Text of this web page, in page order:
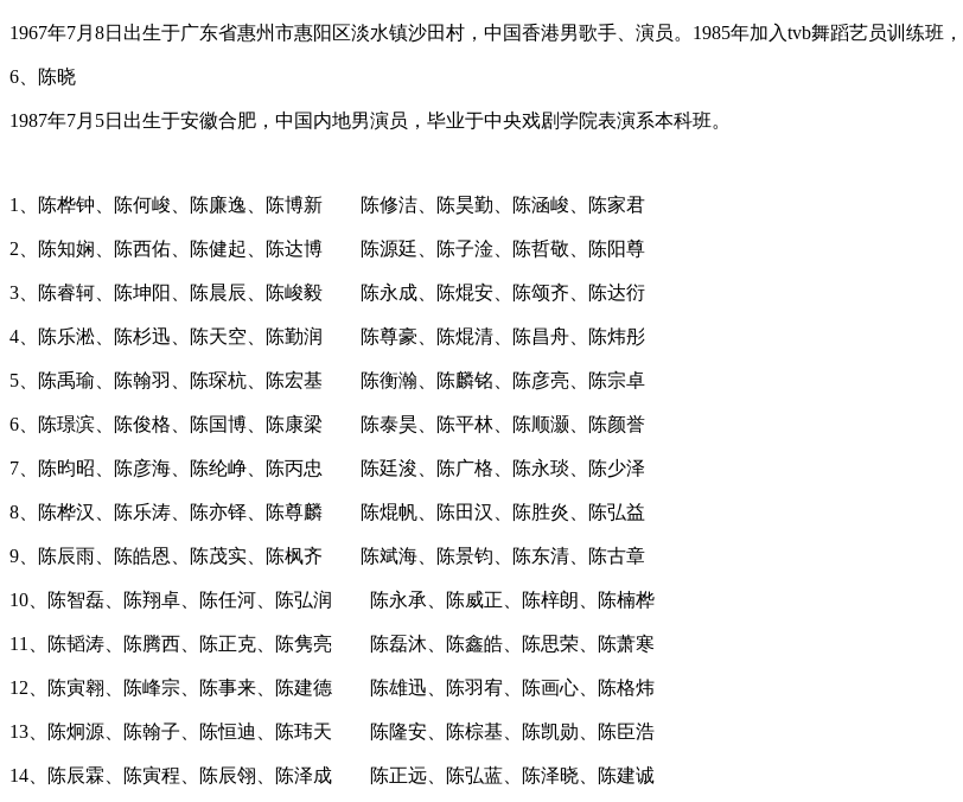
1967年7月8日出生于广东省惠州市惠阳区淡水镇沙田村，中国香港男歌手、演员。1985年加入tvb舞蹈艺员训练班
6、陈晓
1987年7月5日出生于安徽合肥，中国内地男演员，毕业于中央戏剧学院表演系本科班。
1、陈桦钟、陈何峻、陈廉逸、陈博新 陈修洁、陈昊勤、陈涵峻、陈家君
2、陈知娴、陈西佑、陈健起、陈达博 陈源廷、陈子淦、陈哲敬、陈阳尊
3、陈睿轲、陈坤阳、陈晨辰、陈峻毅 陈永成、陈焜安、陈颂齐、陈达衍
4、陈乐淞、陈杉迅、陈天空、陈勤润 陈尊豪、陈焜清、陈昌舟、陈炜彤
5、陈禹瑜、陈翰羽、陈琛杭、陈宏基 陈衡瀚、陈麟铭、陈彦亮、陈宗卓
6、陈璟滨、陈俊格、陈国博、陈康梁 陈泰昊、陈平林、陈顺灏、陈颜誉
7、陈昀昭、陈彦海、陈纶峥、陈丙忠 陈廷浚、陈广格、陈永琰、陈少泽
8、陈桦汉、陈乐涛、陈亦铎、陈尊麟 陈焜帆、陈田汉、陈胜炎、陈弘益
9、陈辰雨、陈皓恩、陈茂实、陈枫齐 陈斌海、陈景钧、陈东清、陈古章
10、陈智磊、陈翔卓、陈任河、陈弘润 陈永承、陈威正、陈梓朗、陈楠桦
11、陈韬涛、陈腾西、陈正克、陈隽亮 陈磊沐、陈鑫皓、陈思荣、陈萧寒
12、陈寅翱、陈峰宗、陈事来、陈建德 陈雄迅、陈羽宥、陈画心、陈格炜
13、陈炯源、陈翰子、陈恒迪、陈玮天 陈隆安、陈棕基、陈凯勋、陈臣浩
14、陈辰霖、陈寅程、陈辰翎、陈泽成 陈正远、陈弘蓝、陈泽晓、陈建诚